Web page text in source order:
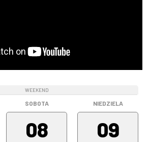
WEEKEND
SOBOTA
08
NIEDZIELA
09